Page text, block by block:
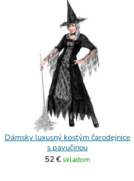
Dámsky luxusný kostým čarodejnice
s pavučinou
52 €skladom